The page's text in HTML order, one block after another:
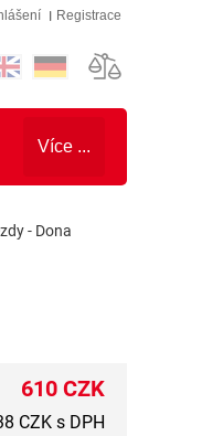
Registrace
Více ...
- Dona
610 CZK
CZK s DPH